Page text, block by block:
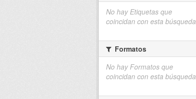
No hay Etiquetas que
coincidan con esta búsqueda
Formatos
No hay Formatos que
coincidan con esta búsqueda